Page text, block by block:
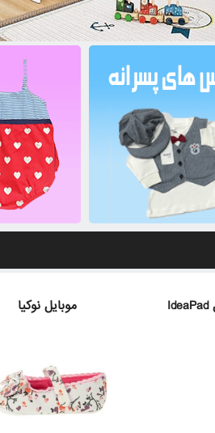
لپ تاپ 15 اینچی لنوو مدل IdeaPad
موبایل نوکیا